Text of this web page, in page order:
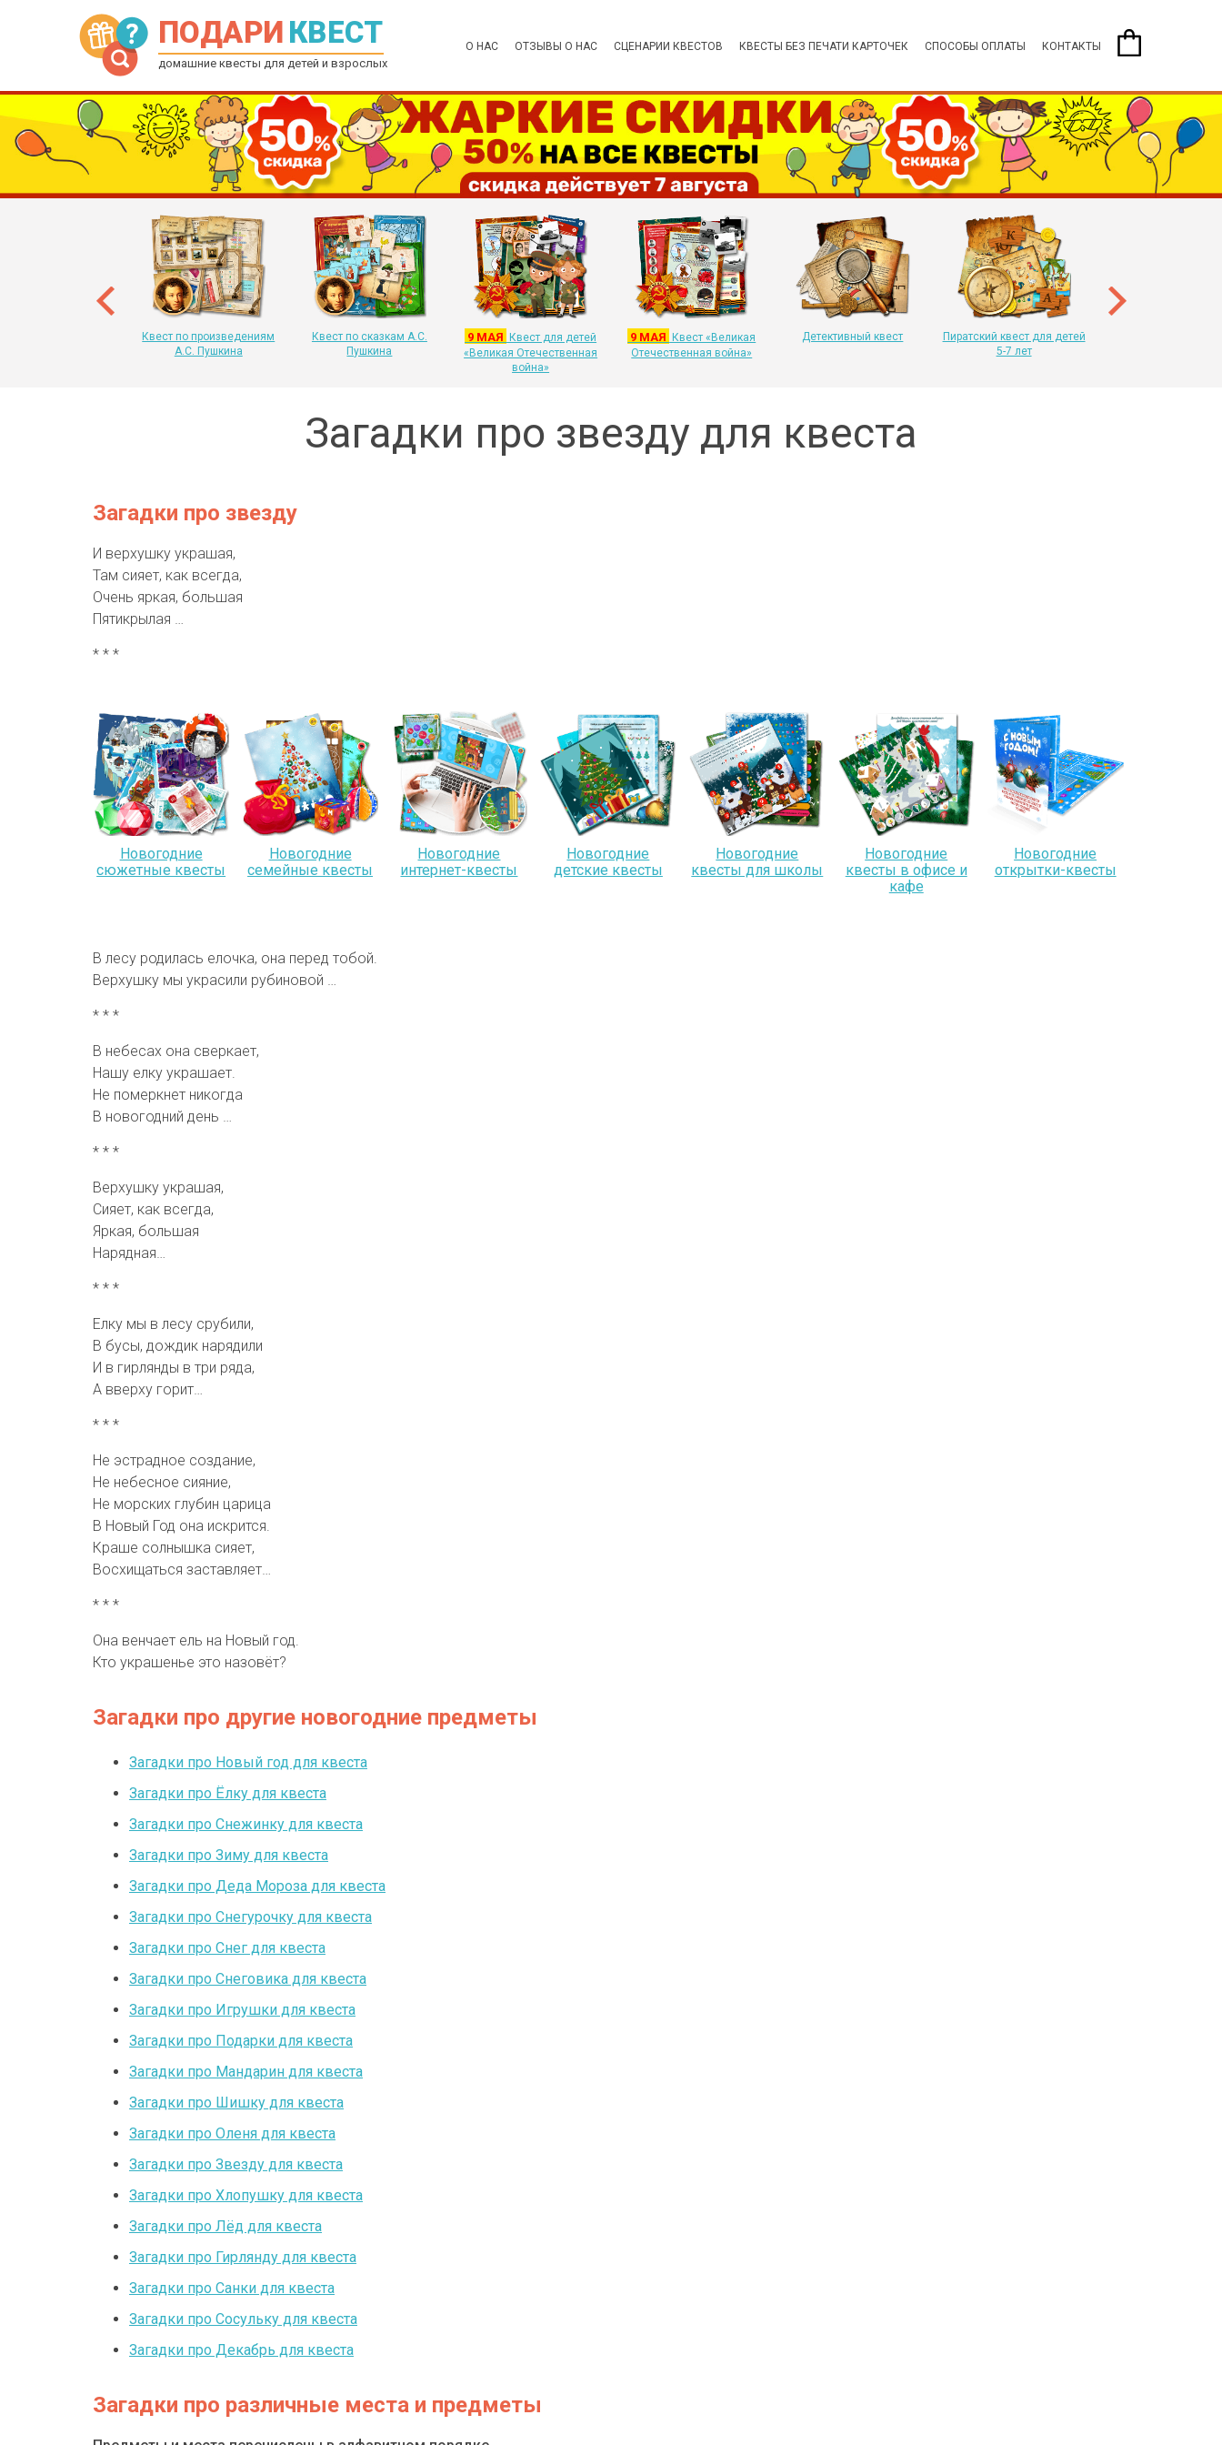
ПОДАРИ КВЕСТ
домашние квесты для детей и взрослых
О НАС ОТЗЫВЫ О НАС СЦЕНАРИИ КВЕСТОВ КВЕСТЫ БЕЗ ПЕЧАТИ КАРТОЧЕК СПОСОБЫ ОПЛАТЫ КОНТАКТЫ
Квест по произведениям
А.С. Пушкина
Квест по сказкам А.С.
Пушкина
9 МАЯ
Квест для детей
«Великая Отечественная
война»
9 МАЯ
Квест «Великая
Отечественная война»
Детективный квест
Пиратский квест для детей
5-7 лет
Загадки про звезду для квеста
Загадки про звезду
И верхушку украшая,
Там сияет, как всегда,
Очень яркая, большая
Пятикрылая …
* * *
Новогодние
сюжетные квесты
Новогодние
семейные квесты
Новогодние
интернет-квесты
Новогодние
детские квесты
Новогодние
квесты для школы
Новогодние
квесты в офисе и
кафе
Новогодние
открытки-квесты
В лесу родилась елочка, она перед тобой.
Верхушку мы украсили рубиновой …
* * *
В небесах она сверкает,
Нашу елку украшает.
Не померкнет никогда
В новогодний день …
* * *
Верхушку украшая,
Сияет, как всегда,
Яркая, большая
Нарядная…
* * *
Елку мы в лесу срубили,
В бусы, дождик нарядили
И в гирлянды в три ряда,
А вверху горит…
* * *
Не эстрадное создание,
Не небесное сияние,
Не морских глубин царица
В Новый Год она искрится.
Краше солнышка сияет,
Восхищаться заставляет…
* * *
Она венчает ель на Новый год.
Кто украшенье это назовёт?
Загадки про другие новогодние предметы
Загадки про Новый год для квеста
Загадки про Ёлку для квеста
Загадки про Снежинку для квеста
Загадки про Зиму для квеста
Загадки про Деда Мороза для квеста
Загадки про Снегурочку для квеста
Загадки про Снег для квеста
Загадки про Снеговика для квеста
Загадки про Игрушки для квеста
Загадки про Подарки для квеста
Загадки про Мандарин для квеста
Загадки про Шишку для квеста
Загадки про Оленя для квеста
Загадки про Звезду для квеста
Загадки про Хлопушку для квеста
Загадки про Лёд для квеста
Загадки про Гирлянду для квеста
Загадки про Санки для квеста
Загадки про Сосульку для квеста
Загадки про Декабрь для квеста
Загадки про различные места и предметы